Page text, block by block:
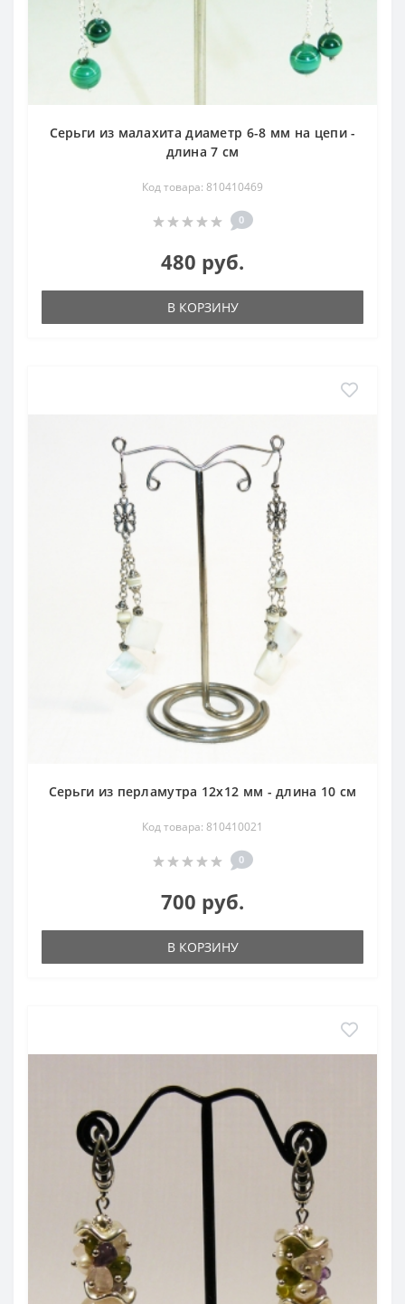
Серьги из малахита диаметр 6-8 мм на цепи -
длина 7 см
Код товара: 810410469
0
480 руб.
В КОРЗИНУ
Серьги из перламутра 12х12 мм - длина 10 см
Код товара: 810410021
0
700 руб.
В КОРЗИНУ